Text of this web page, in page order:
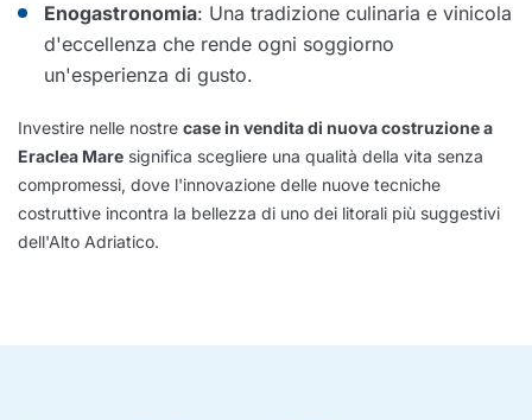
Enogastronomia: Una tradizione culinaria e vinicola
d'eccellenza che rende ogni soggiorno
un'esperienza di gusto.
Investire nelle nostre case in vendita di nuova costruzione a
Eraclea Mare significa scegliere una qualità della vita senza
compromessi, dove l'innovazione delle nuove tecniche
costruttive incontra la bellezza di uno dei litorali più suggestivi
dell'Alto Adriatico.